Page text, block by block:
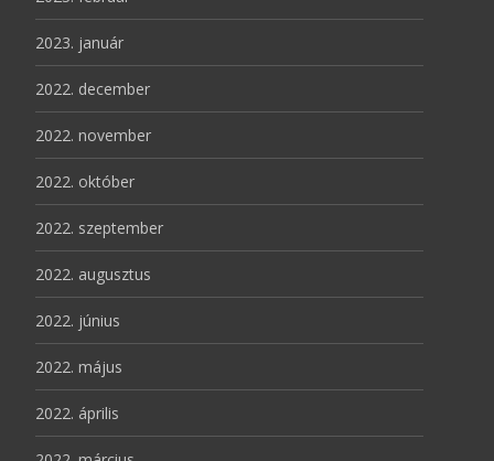
2023. január
2022. december
2022. november
2022. október
2022. szeptember
2022. augusztus
2022. június
2022. május
2022. április